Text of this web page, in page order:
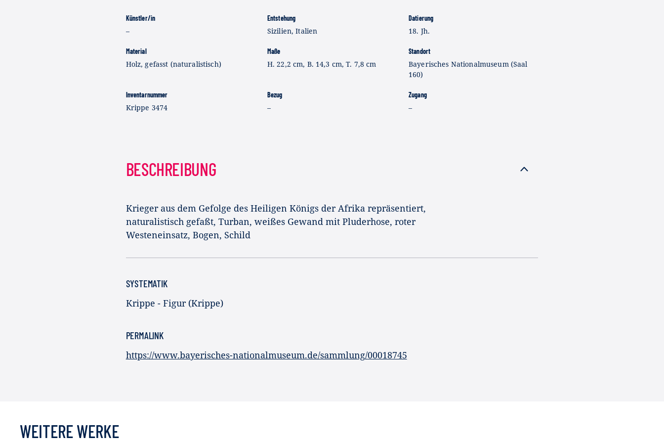
Künstler/in
–
Entstehung
Sizilien, Italien
Datierung
18. Jh.
Material
Holz, gefasst (naturalistisch)
Maße
H. 22,2 cm, B. 14,3 cm, T. 7,8 cm
Standort
Bayerisches Nationalmuseum (Saal
160)
Inventarnummer
Krippe 3474
Bezug
–
Zugang
–
BESCHREIBUNG
Krieger aus dem Gefolge des Heiligen Königs der Afrika repräsentiert,
naturalistisch gefaßt, Turban, weißes Gewand mit Pluderhose, roter
Westeneinsatz, Bogen, Schild
SYSTEMATIK
Krippe - Figur (Krippe)
PERMALINK
https://www.bayerisches-nationalmuseum.de/sammlung/00018745
WEITERE WERKE